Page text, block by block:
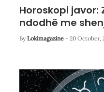
Horoskopi javor:
ndodhë me
By Lokimagazine - 20 October,